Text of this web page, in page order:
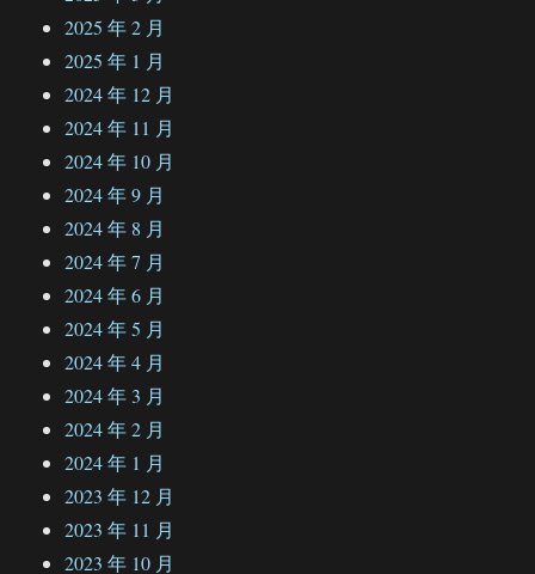
2025 年 2 月
2025 年 1 月
2024 年 12 月
2024 年 11 月
2024 年 10 月
2024 年 9 月
2024 年 8 月
2024 年 7 月
2024 年 6 月
2024 年 5 月
2024 年 4 月
2024 年 3 月
2024 年 2 月
2024 年 1 月
2023 年 12 月
2023 年 11 月
2023 年 10 月